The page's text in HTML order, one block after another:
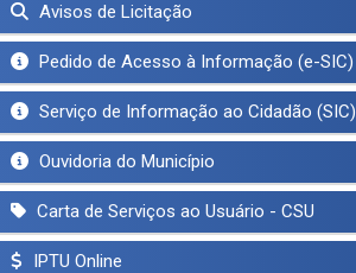
Avisos de Licitação
Pedido de Acesso à Informação (e-SIC)
Serviço de Informação ao Cidadão (SIC)
Ouvidoria do Município
Carta de Serviços ao Usuário - CSU
IPTU Online